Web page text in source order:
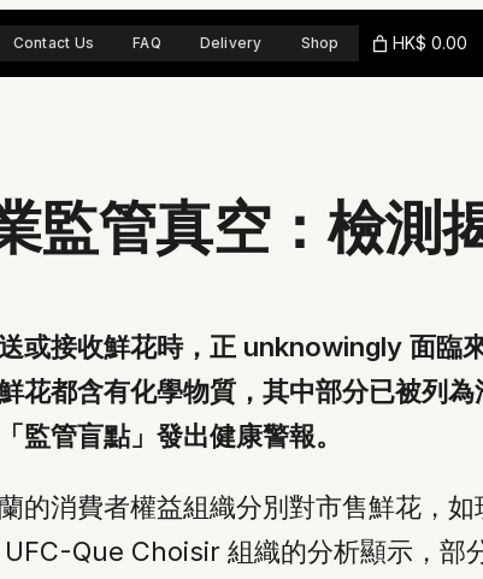
Contact Us FAQ Delivery Shop HK$ 0.00
監管真空：檢測
或接收鮮花時，正 unknowingly 面臨
花都含有化學物質，其中部分已被列
監管盲點」發出健康警報。
的消費者權益組織分別對市售鮮花，
Que Choisir 組織的分析顯示，部